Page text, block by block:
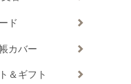
ド
カバー
＆ギフト